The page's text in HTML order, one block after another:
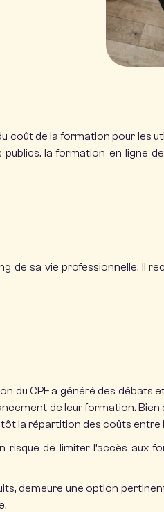
coût de la formation pour les
la formation en ligne
de sa vie professionnelle. Il
du CPF a généré des
de leur formation.
la répartition des coûts entre
de limiter l’accès aux
demeure une option
.